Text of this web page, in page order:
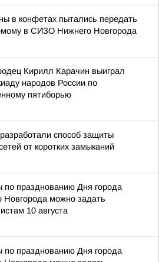
в конфетах пытались передать
в СИЗО Нижнего Новгорода
Кирилл Карачин выиграл
народов России по
пятиборью
способ защиты
от коротких замыканий
по празднованию Дня города
Новгорода можно задать
10 августа
по празднованию Дня города